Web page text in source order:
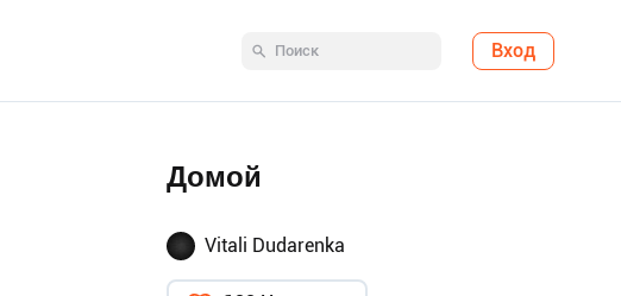
Вход
Домой
Vitali Dudarenka